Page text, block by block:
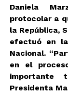
Daniela
protocolar a
la República,
efectuó en
Nacional.
en el
importante
Presidenta